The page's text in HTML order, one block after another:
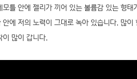
틀 안에 젤리가 끼어 있는 볼륨감 있는 형
안에 저의 노력이 그대로 녹아 있습니다. 많
많이 갑니다.